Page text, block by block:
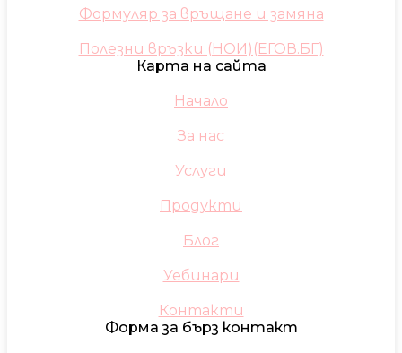
Формуляр за връщане и замяна
Полезни връзки (НОИ)(ЕГОВ.БГ)
Карта на сайта
Начало
За нас
Услуги
Продукти
Блог
Уебинари
Контакти
Форма за бърз контакт